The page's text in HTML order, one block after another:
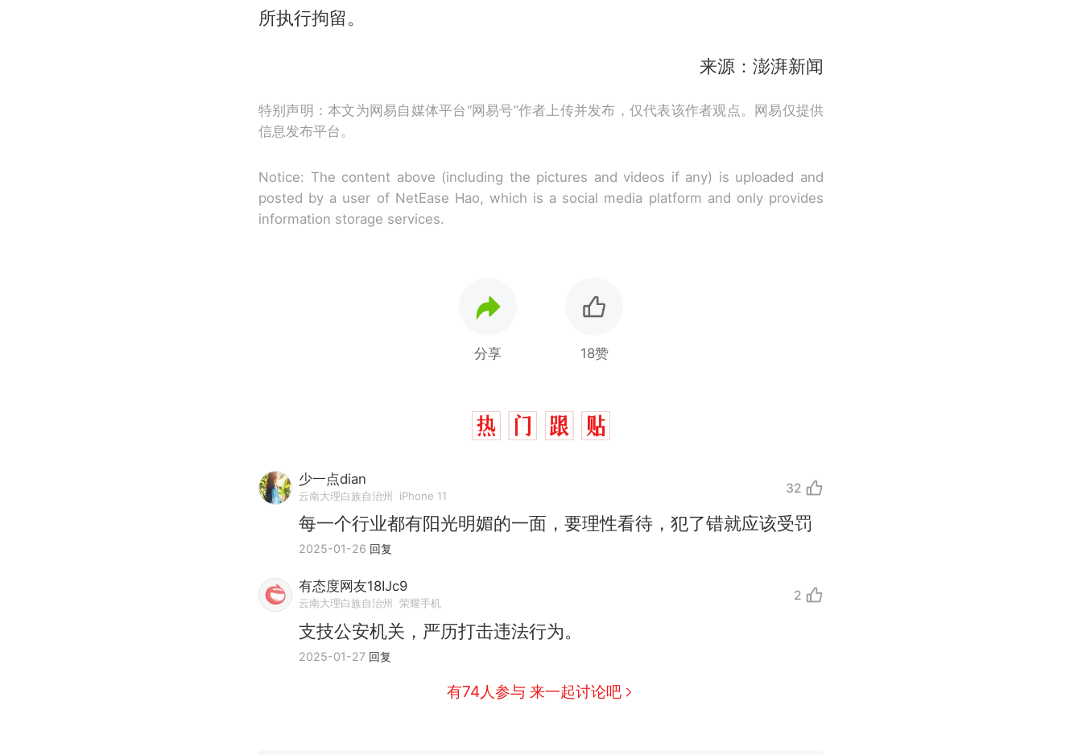
所执行拘留。
来源：澎湃新闻
特别声明：本文为网易自媒体平台“网易号”作者上传并发布，仅代表该作者观点。网易仅提供
信息发布平台。
Notice: The content above (including the pictures and videos if any) is uploaded and
posted by a user of NetEase Hao, which is a social media platform and only provides
information storage services.
分享 18赞
少一点dian
云南大理白族自治州 iPhone 11
32
每一个行业都有阳光明媚的一面，要理性看待，犯了错就应该受罚
2025-01-26 回复
有态度网友18IJc9
云南大理白族自治州 荣耀手机
2
支技公安机关，严历打击违法行为。
2025-01-27 回复
有74人参与 来一起讨论吧
热 “不想干了特提出辞职”，疑似南京大学数院院长辞职信流传，院
方回应：喻良教授已卸任院长一职，不清楚辞职信来源；曾用手绘
图做头像
新 费大厨“全国小炒肉大王”称号，仅凭视频评出？中国烹饪协会回
应
男子上山采菌偶然发现鸡枞菌窝，原地守1天等它长大：挖了140多